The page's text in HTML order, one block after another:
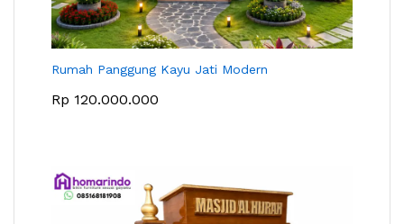
Rumah Panggung Kayu Jati Modern
Rp 120.000.000